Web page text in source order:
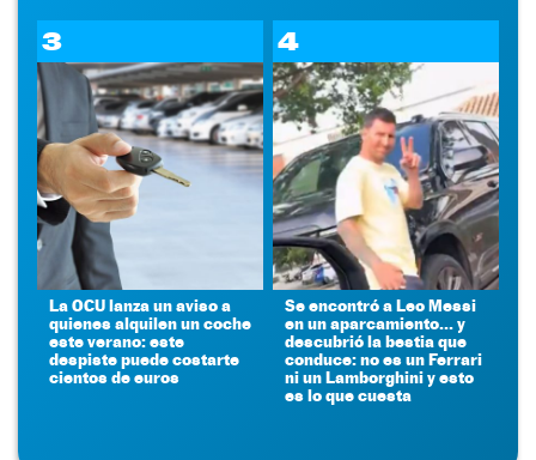
3
La OCU lanza un aviso a
quienes alquilen un coche
este verano: este
despiste puede costarte
cientos de euros
4
Se encontró a Leo Messi
en un aparcamiento... y
descubrió la bestia que
conduce: no es un Ferrari
ni un Lamborghini y esto
es lo que cuesta